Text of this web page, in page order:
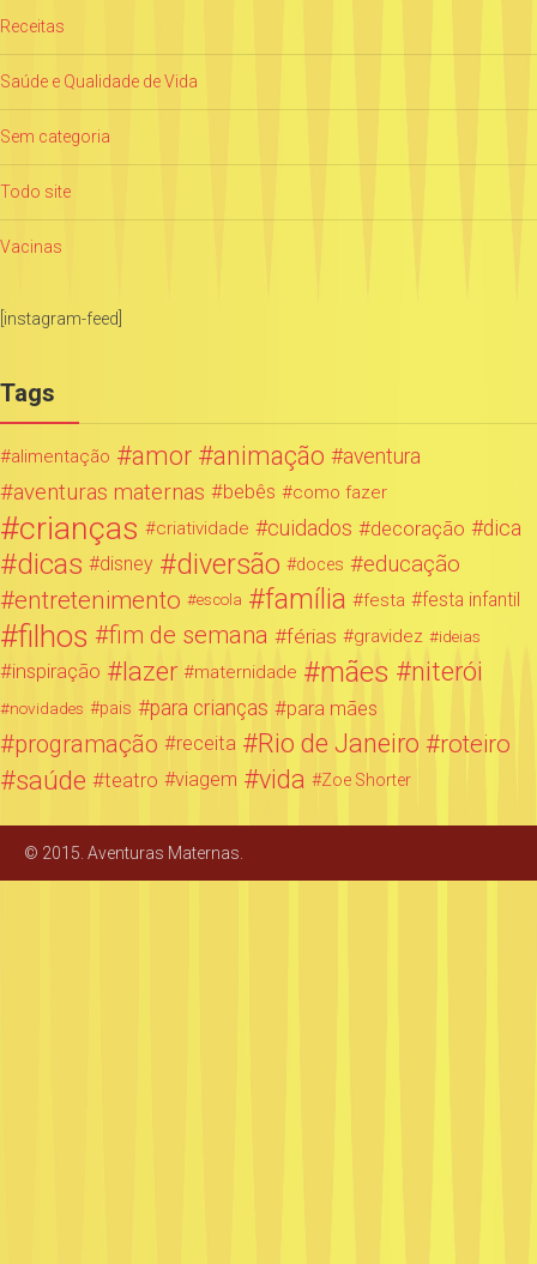
Receitas
Saúde e Qualidade de Vida
Sem categoria
Todo site
Vacinas
[instagram-feed]
Tags
alimentação amor animação aventura
aventuras maternas bebês como fazer
crianças criatividade cuidados decoração dica
dicas disney diversão doces educação
entretenimento escola família festa festa infantil
filhos fim de semana férias gravidez ideias
inspiração lazer maternidade mães niterói
novidades pais para crianças para mães
programação receita Rio de Janeiro roteiro
saúde teatro viagem vida Zoe Shorter
© 2015. Aventuras Maternas.